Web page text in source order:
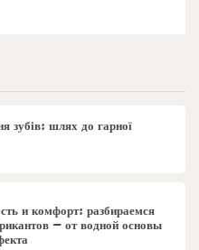
зубів: шлях до гарної
и комфорт: разбираемся
– от водной основы